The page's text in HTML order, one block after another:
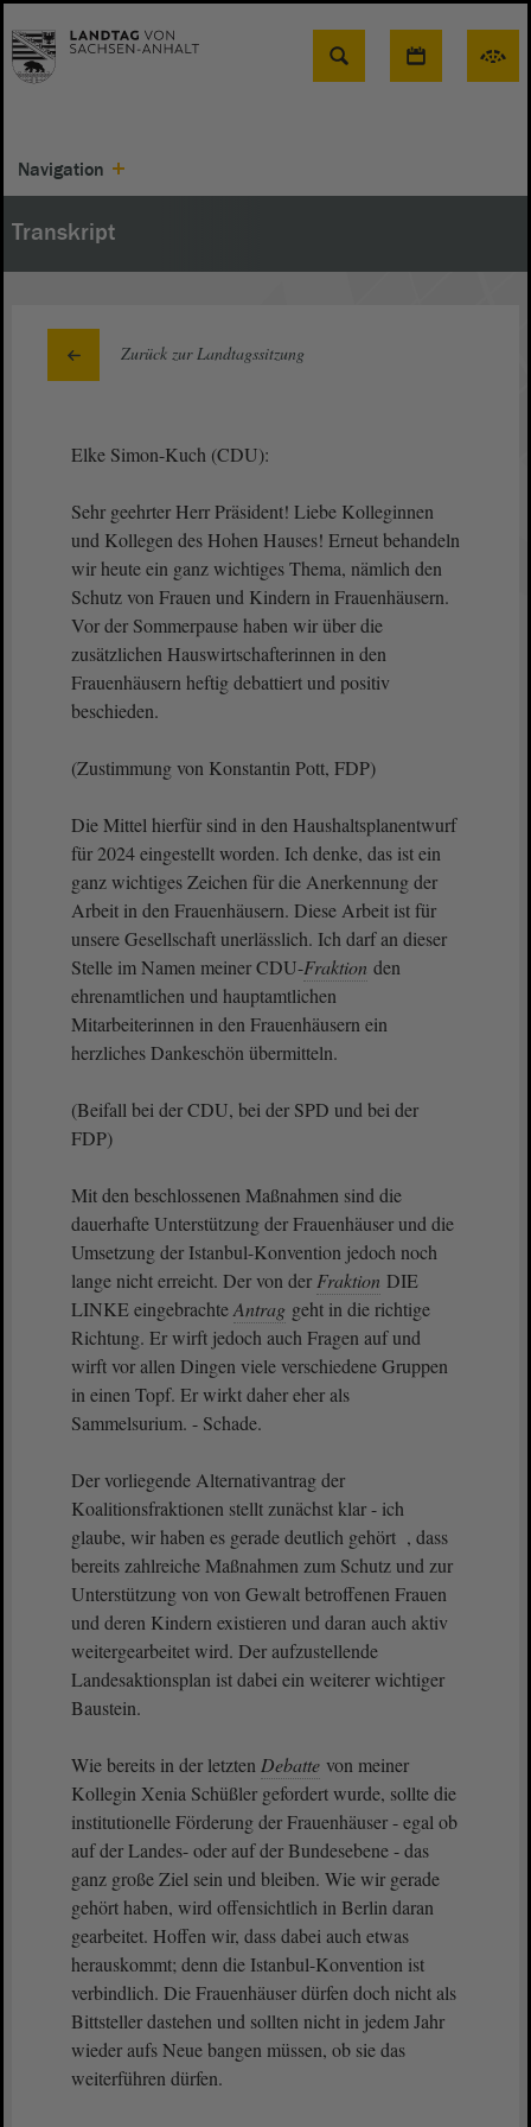
Suche
Navigation
Transkript
Zurück zur Landtagssitzung
Elke Simon-Kuch (CDU):
Sehr geehrter Herr Präsident! Liebe Kolleginnen
und Kollegen des Hohen Hauses! Erneut behandeln
wir heute ein ganz wichtiges Thema, nämlich den
Schutz von Frauen und Kindern in Frauenhäusern.
Vor der Sommerpause haben wir über die
zusätzlichen Hauswirtschafterinnen in den
Frauenhäusern heftig debattiert und positiv
beschieden.
(Zustimmung von Konstantin Pott, FDP)
Die Mittel hierfür sind in den Haushaltsplanentwurf
für 2024 eingestellt worden. Ich denke, das ist ein
ganz wichtiges Zeichen für die Anerkennung der
Arbeit in den Frauenhäusern. Diese Arbeit ist für
unsere Gesellschaft unerlässlich. Ich darf an dieser
Stelle im Namen meiner CDU-Fraktion den
ehrenamtlichen und hauptamtlichen
Mitarbeiterinnen in den Frauenhäusern ein
herzliches Dankeschön übermitteln.
(Beifall bei der CDU, bei der SPD und bei der
FDP)
Mit den beschlossenen Maßnahmen sind die
dauerhafte Unterstützung der Frauenhäuser und die
Umsetzung der Istanbul-Konvention jedoch noch
lange nicht erreicht. Der von der Fraktion DIE
LINKE eingebrachteAntrag geht in die richtige
Richtung. Er wirft jedoch auch Fragen auf und
wirft vor allen Dingen viele verschiedene Gruppen
in einen Topf. Er wirkt daher eher als
Sammelsurium. - Schade.
Der vorliegende Alternativantrag der
Koalitionsfraktionen stellt zunächst klar - ich
glaube, wir haben es gerade deutlich gehört , dass
bereits zahlreiche Maßnahmen zum Schutz und zur
Unterstützung von von Gewalt betroffenen Frauen
und deren Kindern existieren und daran auch aktiv
weitergearbeitet wird. Der aufzustellende
Landesaktionsplan ist dabei ein weiterer wichtiger
Baustein.
Wie bereits in der letzten Debatte von meiner
Kollegin Xenia Schüßler gefordert wurde, sollte die
institutionelle Förderung der Frauenhäuser - egal ob
auf der Landes- oder auf der Bundesebene - das
ganz große Ziel sein und bleiben. Wie wir gerade
gehört haben, wird offensichtlich in Berlin daran
gearbeitet. Hoffen wir, dass dabei auch etwas
herauskommt; denn die Istanbul-Konvention ist
verbindlich. Die Frauenhäuser dürfen doch nicht als
Bittsteller dastehen und sollten nicht in jedem Jahr
wieder aufs Neue bangen müssen, ob sie das
weiterführen dürfen.